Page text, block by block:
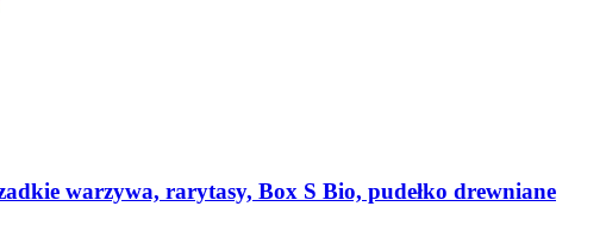
warzywa, rarytasy, Box S Bio, pudełko drewniane